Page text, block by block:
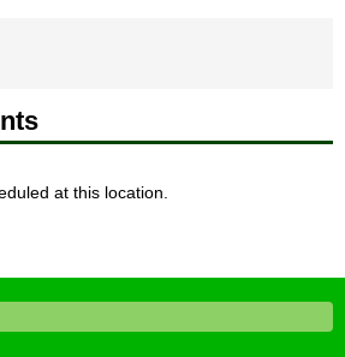
at this location.